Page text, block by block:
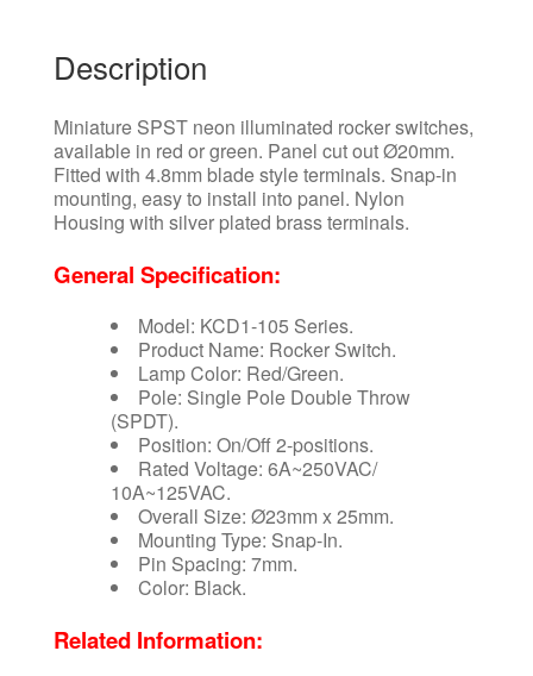
Description
Miniature SPST neon illuminated rocker switches,
available in red or green. Panel cut out Ø20mm.
Fitted with 4.8mm blade style terminals. Snap-in
mounting, easy to install into panel. Nylon
Housing with silver plated brass terminals.
General Specification:
Model: KCD1-105 Series.
Product Name: Rocker Switch.
Lamp Color: Red/Green.
Pole: Single Pole Double Throw
(SPDT).
Position: On/Off 2-positions.
Rated Voltage: 6A~250VAC/
10A~125VAC.
Overall Size: Ø23mm x 25mm.
Mounting Type: Snap-In.
Pin Spacing: 7mm.
Color: Black.
Related Information: